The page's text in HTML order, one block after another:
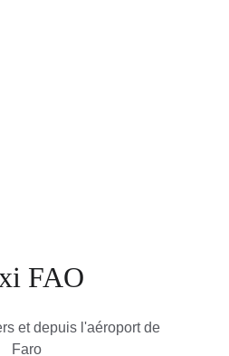
FAO
et depuis l'aéroport de
Faro